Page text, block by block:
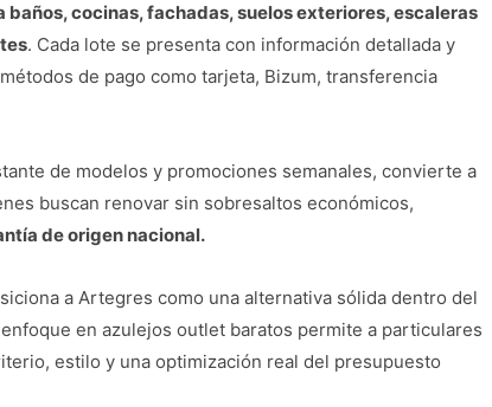
cocinas, fachadas, suelos exteriores, escaleras
. Cada lote se presenta con información detallada y
de pago como tarjeta, Bizum, transferencia
de modelos y promociones semanales, convierte a
buscan renovar sin sobresaltos económicos,
de origen nacional.
a Artegres como una alternativa sólida dentro del
en azulejos outlet baratos permite a particulares
estilo y una optimización real del presupuesto